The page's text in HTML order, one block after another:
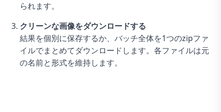
られます。
クリーンな画像をダウンロードする
結果を個別に保存するか、バッチ全体を1つのzipファ
イルでまとめてダウンロードします。各ファイルは元
の名前と形式を維持します。